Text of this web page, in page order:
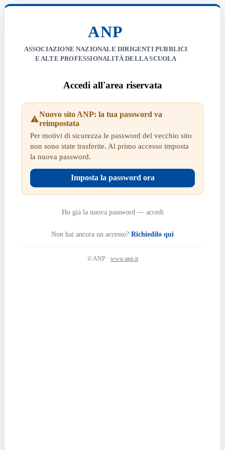
ANP
ASSOCIAZIONE NAZIONALE DIRIGENTI PUBBLICI
E ALTE PROFESSIONALITÀ DELLA SCUOLA
Accedi all'area riservata
Nuovo sito ANP: la tua password va
reimpostata
Per motivi di sicurezza le password del vecchio sito
non sono state trasferite. Al primo accesso imposta
la nuova password.
Imposta la password ora
Ho già la nuova password — accedi
Non hai ancora un accesso? Richiedilo qui
© ANP · www.anp.it